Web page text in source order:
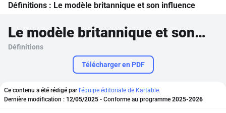
Accueil
Recherche
Définitions : Le modèle britannique et son influence
Le modèle britannique et son influence
Définitions
Télécharger en PDF
Ce contenu a été rédigé par l'équipe éditoriale de Kartable.
Dernière modification : 12/05/2025 - Conforme au programme 2025-2026